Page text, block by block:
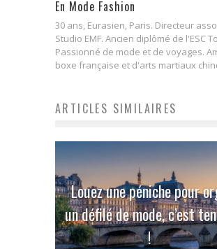
En Mode Fashion
30 ans, Eurasien, Paris. Directeur
Studio EMF. Ancien diplômé de l'ESC
Passionné de mode et de voyages.
boxe française et d'arts martiaux
ARTICLES SIMILAIRES
Louez une péniche pour
un défilé de mode, c’est
!